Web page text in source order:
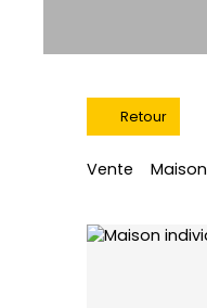
Retour
Vente Maison